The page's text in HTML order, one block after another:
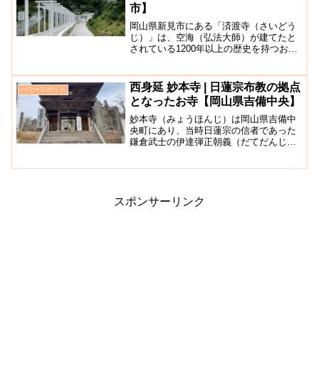
市】
岡山県新見市にある「済渡寺（さいどう
じ）」は、空海（弘法大師）が建てたと
されている1200年以上の歴史を持つお寺
ユニークで、フォトスポットとしても人
気となっています。花...
パワースポット
西身延 妙本寺 | 日蓮宗布教の拠点
となったお寺【岡山県吉備中央】
妙本寺（みょうほんじ）は岡山県吉備中
央町にあり、当時日蓮宗の信者であった
鎌倉武士の伊達弾正朝義（だてだんじょ
スポンサーリンク